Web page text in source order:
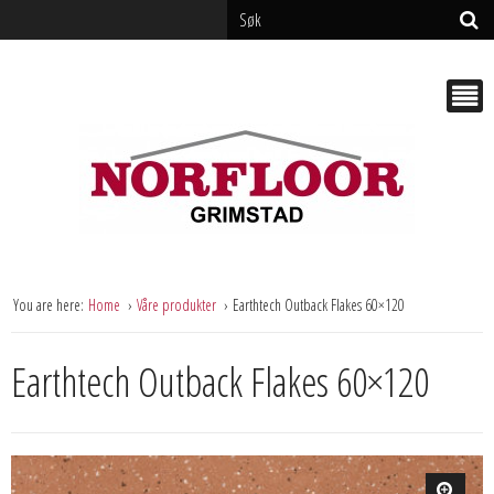
You are here: Home Våre produkter Earthtech Outback Flakes 60×120
Earthtech Outback Flakes 60×120